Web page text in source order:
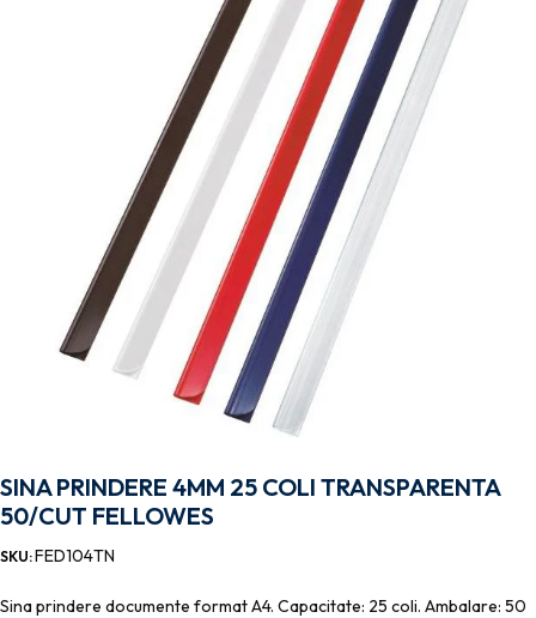
SINA PRINDERE 4MM 25 COLI TRANSPARENTA
50/CUT FELLOWES
SKU:FED104TN
Sina prindere documente format A4. Capacitate: 25 coli. Ambalare: 50